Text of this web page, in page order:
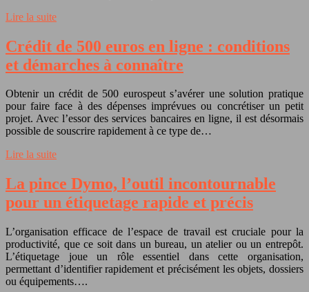
Lire la suite
Crédit de 500 euros en ligne : conditions
et démarches à connaître
Obtenir un crédit de 500 eurospeut s’avérer une solution pratique
pour faire face à des dépenses imprévues ou concrétiser un petit
projet. Avec l’essor des services bancaires en ligne, il est désormais
possible de souscrire rapidement à ce type de…
Lire la suite
La pince Dymo, l’outil incontournable
pour un étiquetage rapide et précis
L’organisation efficace de l’espace de travail est cruciale pour la
productivité, que ce soit dans un bureau, un atelier ou un entrepôt.
L’étiquetage joue un rôle essentiel dans cette organisation,
permettant d’identifier rapidement et précisément les objets, dossiers
ou équipements….